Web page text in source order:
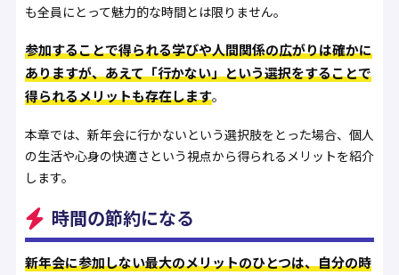
も全員にとって魅力的な時間とは限りません。
参加することで得られる学びや人間関係の広がりは確かに
ありますが、あえて「行かない」という選択をすることで
得られるメリットも存在します。
本章では、新年会に行かないという選択肢をとった場合、個人
の生活や心身の快適さという視点から得られるメリットを紹介
します。
時間の節約になる
新年会に参加しない最大のメリットのひとつは、自分の時